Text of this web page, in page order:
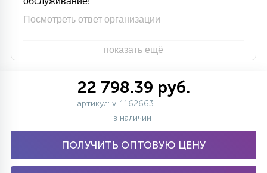
Посмотреть ответ организации
показать ещё
22 798.39 руб.
артикул: v-1162663
в наличии
ПОЛУЧИТЬ ОПТОВУЮ ЦЕНУ